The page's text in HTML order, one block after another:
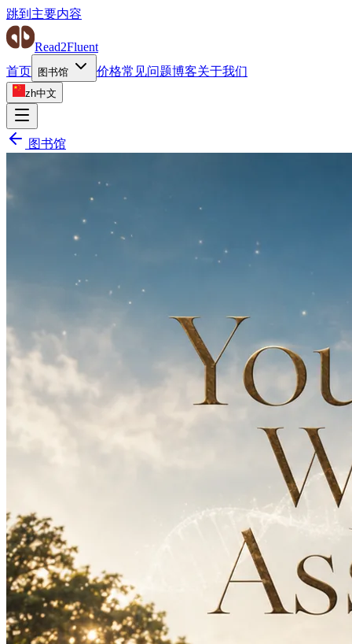
跳到主要内容
Read2Fluent
首页
图书馆 价格常见问题博客关于我们
zh中文
图书馆